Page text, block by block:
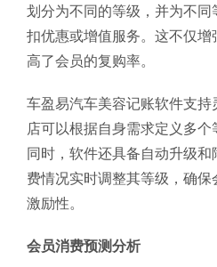
划分为不同的等级，并为不
扣优惠或增值服务。这不仅
高了会员的复购率。
车盈易汽车美容记账软件支持
店可以根据自身需求定义多个
同时，软件还具备自动升级
费情况实时调整其等级，确
激励性。
会员消费预测分析